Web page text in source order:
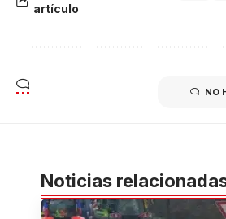
artículo
NO
Noticias